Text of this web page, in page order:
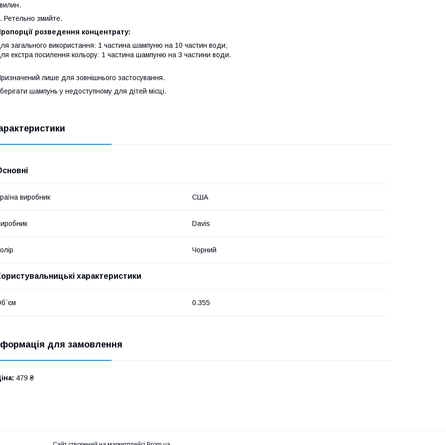
Ретельно змийте.
розведення концентрату:
загального використання: 1 частина шампуню на 10 частин води;
екстра посилення кольору: 1 частина шампуню на 3 частини води.
лише для зовнішнього застосування.
шампунь у недоступному для дітей місці.
виробник США
Davis
Чорний
характеристики
0.355
для замовлення
479 ₴